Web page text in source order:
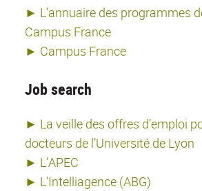
► L’annuaire des programmes
Campus France
► Campus France
Job search
► La veille des offres d’emploi
docteurs de l’Université de Lyon
► L’APEC
► L'Intelliagence (ABG)